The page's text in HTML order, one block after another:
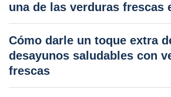
una de las verduras frescas
Cómo darle un toque extra
desayunos saludables con
frescas